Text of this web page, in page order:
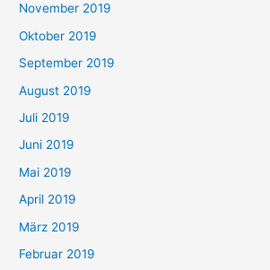
November 2019
Oktober 2019
September 2019
August 2019
Juli 2019
Juni 2019
Mai 2019
April 2019
März 2019
Februar 2019